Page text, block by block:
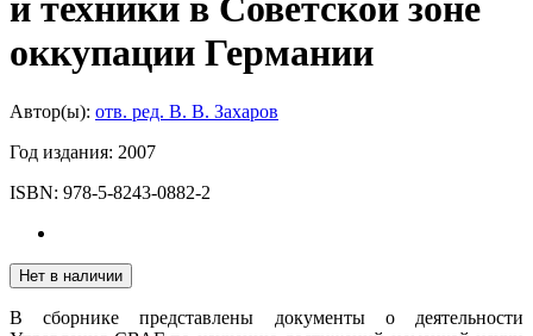
и техники в Советской зоне
оккупации Германии
Автор(ы): отв. ред. В. В. Захаров
Год издания: 2007
ISBN: 978-5-8243-0882-2
Нет в наличии
В сборнике представлены документы о деятельности